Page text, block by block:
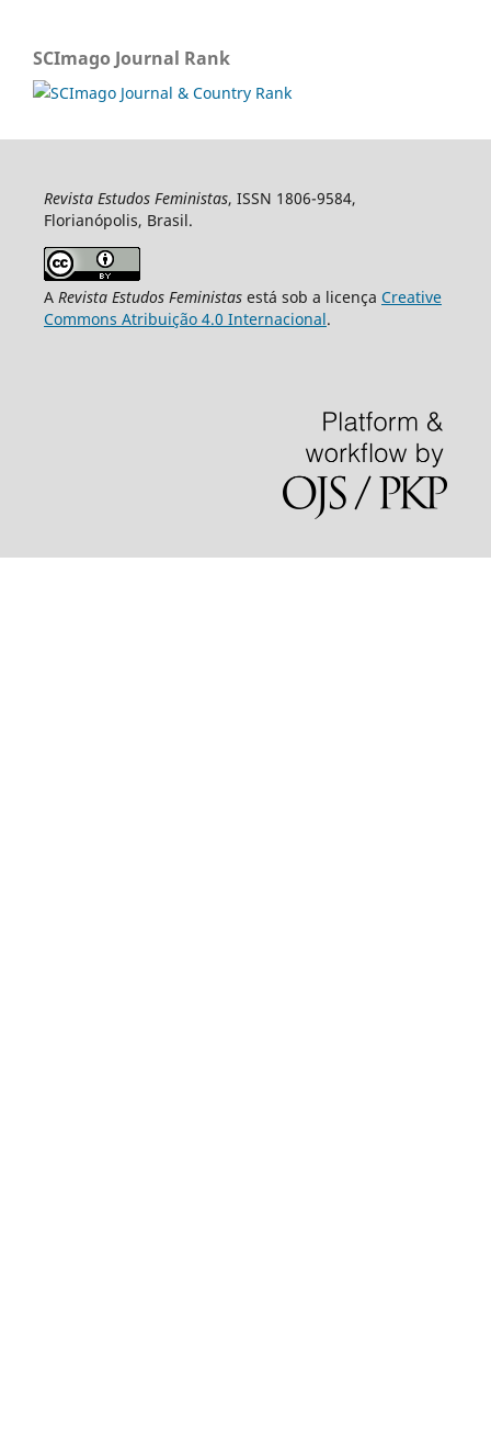
SCImago Journal Rank
Revista Estudos Feministas, ISSN 1806-9584,
Florianópolis, Brasil.
A Revista Estudos Feministasestá sob a licença Creative
Commons Atribuição 4.0 Internacional.